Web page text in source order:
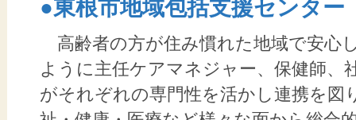
●東根市地域包括支援センター
高齢者の方が住み慣れた地域で安心
ように主任ケアマネジャー、保健師、
がそれぞれの専門性を活かし連携を図